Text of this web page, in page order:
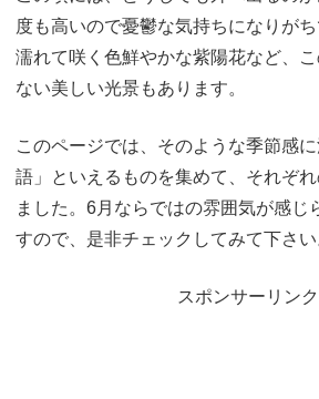
度も高いので憂鬱な気持ちになりが
濡れて咲く色鮮やかな紫陽花など、
ない美しい光景もあります。
このページでは、そのような季節感
語」といえるものを集めて、それぞ
ました。6月ならではの雰囲気が感じ
すので、是非チェックしてみて下さい
スポンサーリンク